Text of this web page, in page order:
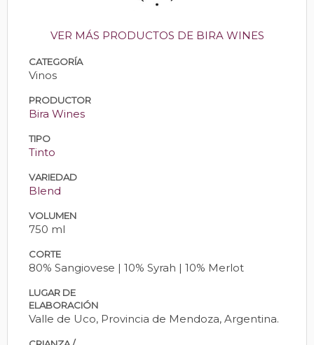
VER MÁS PRODUCTOS DE BIRA WINES
CATEGORÍA
Vinos
PRODUCTOR
Bira Wines
TIPO
Tinto
VARIEDAD
Blend
VOLUMEN
750 ml
CORTE
80% Sangiovese | 10% Syrah | 10% Merlot
LUGAR DE
ELABORACIÓN
Valle de Uco, Provincia de Mendoza, Argentina.